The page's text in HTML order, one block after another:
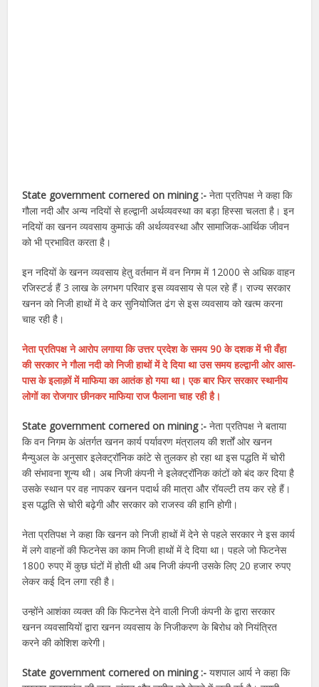
State government cornered on mining :-नेता प्रतिपक्ष ने कहा कि
गौला नदी और अन्य नदियों से हल्द्वानी अर्थव्यवस्था का बड़ा हिस्सा चलता है। इन
नदियों का खनन व्यवसाय कुमाऊं की अर्थव्यवस्था और सामाजिक-आर्थिक जीवन
को भी प्रभावित करता है।
इन नदियों के खनन व्यवसाय हेतु वर्तमान में वन निगम में 12000 से अधिक वाहन
रजिस्टर्ड हैं 3 लाख के लगभग परिवार इस व्यवसाय से पल रहे हैं। राज्य सरकार
खनन को निजी हाथों में दे कर सुनियोजित ढंग से इस व्यवसाय को खत्म करना
चाह रही है।
नेता प्रतिपक्ष ने आरोप लगाया कि उत्तर प्रदेश के समय 90 के दशक में भी वँहा
की सरकार ने गौला नदी को निजी हाथों में दे दिया था उस समय हल्द्वानी ओर आस-
पास के इलाक़ों में माफिया का आतंक हो गया था। एक बार फिर सरकार स्थानीय
लोगों का रोजगार छीनकर माफिया राज फैलाना चाह रही है।
State government cornered on mining :-नेता प्रतिपक्ष ने बताया
कि वन निगम के अंतर्गत खनन कार्य पर्यावरण मंत्रालय की शर्तों ओर खनन
मैन्युअल के अनुसार इलेक्ट्रॉनिक कांटे से तुलकर हो रहा था इस पद्धति में चोरी
की संभावना शून्य थी। अब निजी कंपनी ने इलेक्ट्रॉनिक कांटों को बंद कर दिया है
उसके स्थान पर वह नापकर खनन पदार्थ की मात्रा और रॉयल्टी तय कर रहे हैं।
इस पद्धति से चोरी बढ़ेगी और सरकार को राजस्व की हानि होगी।
नेता प्रतिपक्ष ने कहा कि खनन को निजी हाथों में देने से पहले सरकार ने इस कार्य
में लगे वाहनों की फिटनेस का काम निजी हाथों में दे दिया था। पहले जो फिटनेस
1800 रुपए में कुछ घंटों में होती थी अब निजी कंपनी उसके लिए 20 हजार रुपए
लेकर कई दिन लगा रही है।
उन्होंने आशंका व्यक्त की कि फिटनेस देने वाली निजी कंपनी के द्वारा सरकार
खनन व्यवसायियों द्वारा खनन व्यवसाय के निजीकरण के बिरोध को नियंत्रित
करने की कोशिश करेगी।
State government cornered on mining :-यशपाल आर्य ने कहा कि